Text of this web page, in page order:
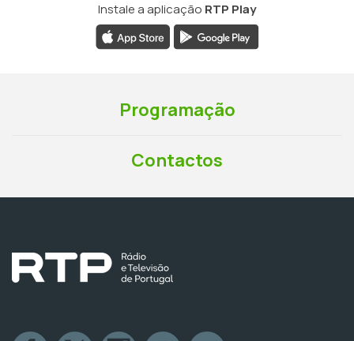
Instale a aplicação RTP Play
Programação
Contactos